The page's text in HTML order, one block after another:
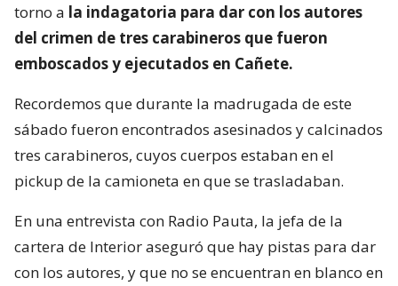
torno a la indagatoria para dar con los autores
del crimen de tres carabineros que fueron
emboscados y ejecutados en Cañete.
Recordemos que durante la madrugada de este
sábado fueron encontrados asesinados y calcinados
tres carabineros, cuyos cuerpos estaban en el
pickup de la camioneta en que se trasladaban.
En una entrevista con Radio Pauta, la jefa de la
cartera de Interior aseguró que hay pistas para dar
con los autores, y que no se encuentran en blanco en